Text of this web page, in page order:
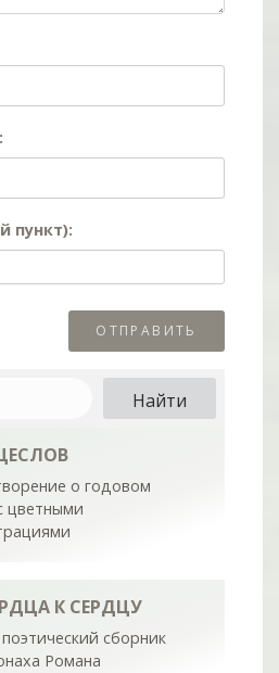
:
пункт):
о годовом
цветными
К СЕРДЦУ
сборник
Романа